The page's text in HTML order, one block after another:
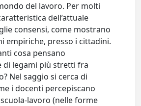
del lavoro. Per molti
dell’attuale
consensi, come mostrano
empiriche, presso i cittadini.
cosa pensano
di legami più stretti fra
Nel saggio si cerca di
i docenti percepiscano
lavoro (nelle forme